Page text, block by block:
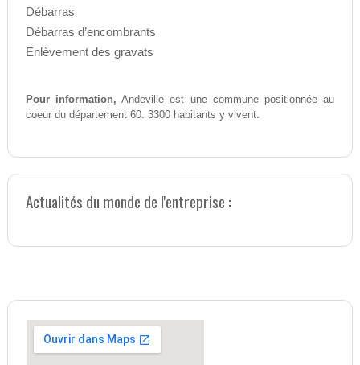
Débarras
Débarras d’encombrants
Enlèvement des gravats
Pour information, Andeville est une commune positionnée au
coeur du département 60. 3300 habitants y vivent.
Actualités du monde de l'entreprise :